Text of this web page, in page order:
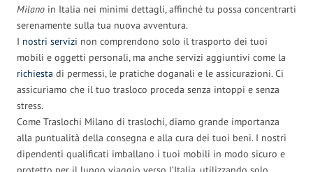
Milano in Italia nei minimi dettagli, affinché tu possa concentrarti
serenamente sulla tua nuova avventura.
I nostri servizi non comprendono solo il trasporto dei tuoi
mobili e oggetti personali, ma anche servizi aggiuntivi come la
richiesta di permessi, le pratiche doganali e le assicurazioni. Ci
assicuriamo che il tuo trasloco proceda senza intoppi e senza
stress.
Come Traslochi Milano di traslochi, diamo grande importanza
alla puntualità della consegna e alla cura dei tuoi beni. I nostri
dipendenti qualificati imballano i tuoi mobili in modo sicuro e